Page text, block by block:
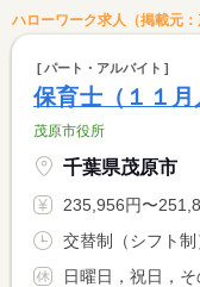
ハローワーク求人（掲載元：
パート・アルバイト
保育士（１１月
茂原市役所
千葉県茂原市
235,956円〜251,856円 ※フルタイム
日曜日，祝日，